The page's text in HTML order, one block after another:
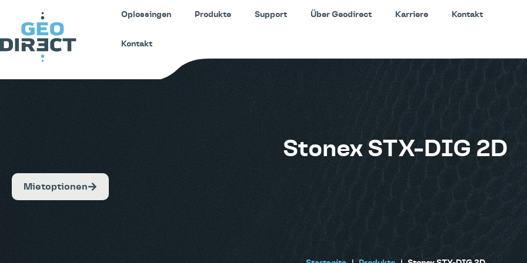
Oplossingen Produkte Support Über Geodirect Karriere Kontakt
Kontakt
Stonex STX-DIG 2D
Mietoptionen